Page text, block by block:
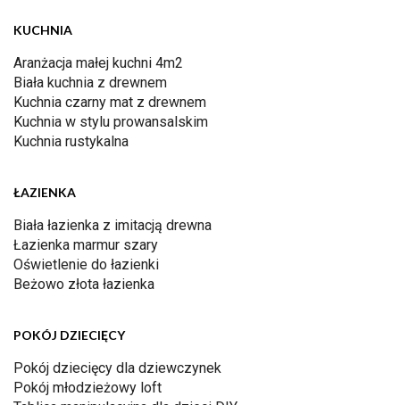
KUCHNIA
Aranżacja małej kuchni 4m2
Biała kuchnia z drewnem
Kuchnia czarny mat z drewnem
Kuchnia w stylu prowansalskim
Kuchnia rustykalna
ŁAZIENKA
Biała łazienka z imitacją drewna
Łazienka marmur szary
Oświetlenie do łazienki
Beżowo złota łazienka
POKÓJ DZIECIĘCY
Pokój dziecięcy dla dziewczynek
Pokój młodzieżowy loft